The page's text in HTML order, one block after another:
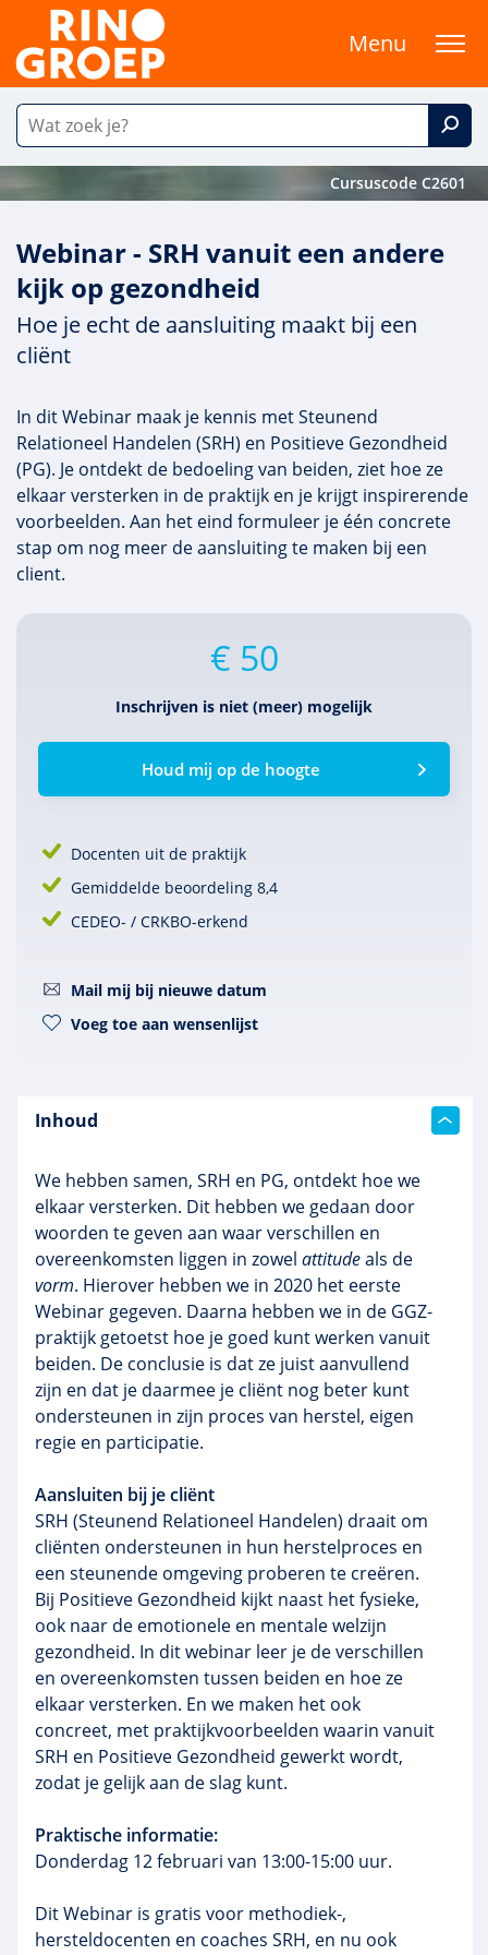
Menu
Cursuscode C2601
Webinar - SRH vanuit een andere
kijk op gezondheid
Hoe je echt de aansluiting maakt bij een
cliënt
In dit Webinar maak je kennis met Steunend
Relationeel Handelen (SRH) en Positieve Gezondheid
(PG). Je ontdekt de bedoeling van beiden, ziet hoe ze
elkaar versterken in de praktijk en je krijgt inspirerende
voorbeelden. Aan het eind formuleer je één concrete
stap om nog meer de aansluiting te maken bij een
client.
€ 50
Inschrijven is niet (meer) mogelijk
Houd mij op de hoogte
Docenten uit de praktijk
Gemiddelde beoordeling 8,4
CEDEO- / CRKBO-erkend
Mail mij bij nieuwe datum
Voeg toe aan wensenlijst
Inhoud
We hebben samen, SRH en PG, ontdekt hoe we
elkaar versterken. Dit hebben we gedaan door
woorden te geven aan waar verschillen en
overeenkomsten liggen in zowel attitudeals de
vorm. Hierover hebben we in 2020 het eerste
Webinar gegeven. Daarna hebben we in de GGZ-
praktijk getoetst hoe je goed kunt werken vanuit
beiden. De conclusie is dat ze juist aanvullend
zijn en dat je daarmee je cliënt nog beter kunt
ondersteunen in zijn proces van herstel, eigen
regie en participatie.
Aansluiten bij je cliënt
SRH (Steunend Relationeel Handelen) draait om
cliënten ondersteunen in hun herstelproces en
een steunende omgeving proberen te creëren.
Bij Positieve Gezondheid kijkt naast het fysieke,
ook naar de emotionele en mentale welzijn
gezondheid. In dit webinar leer je de verschillen
en overeenkomsten tussen beiden en hoe ze
elkaar versterken. En we maken het ook
concreet, met praktijkvoorbeelden waarin vanuit
SRH en Positieve Gezondheid gewerkt wordt,
zodat je gelijk aan de slag kunt.
Praktische informatie:
Donderdag 12 februari van 13:00-15:00 uur.
Dit Webinar is gratis voor methodiek-,
hersteldocenten en coaches SRH, en nu ook